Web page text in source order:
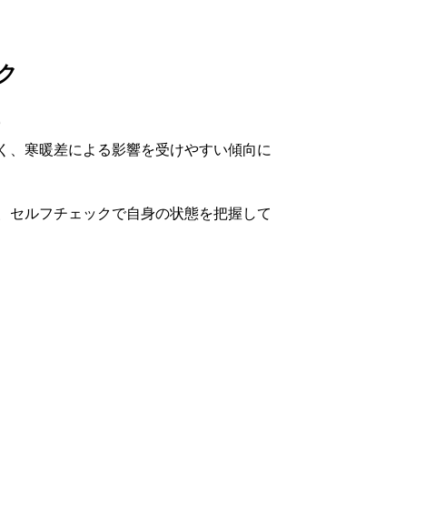
寒暖差による影響を受けやすい傾向に
セルフチェックで自身の状態を把握して